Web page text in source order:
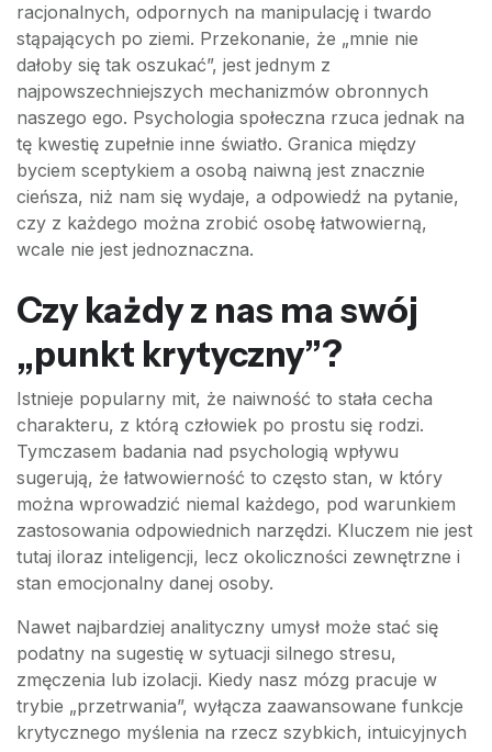
racjonalnych, odpornych na manipulację i twardo
stąpających po ziemi. Przekonanie, że „mnie nie
dałoby się tak oszukać”, jest jednym z
najpowszechniejszych mechanizmów obronnych
naszego ego. Psychologia społeczna rzuca jednak na
tę kwestię zupełnie inne światło. Granica między
byciem sceptykiem a osobą naiwną jest znacznie
cieńsza, niż nam się wydaje, a odpowiedź na pytanie,
czy z każdego można zrobić osobę łatwowierną,
wcale nie jest jednoznaczna.
Czy każdy z nas ma swój
„punkt krytyczny”?
Istnieje popularny mit, że naiwność to stała cecha
charakteru, z którą człowiek po prostu się rodzi.
Tymczasem badania nad psychologią wpływu
sugerują, że łatwowierność to często stan, w który
można wprowadzić niemal każdego, pod warunkiem
zastosowania odpowiednich narzędzi. Kluczem nie jest
tutaj iloraz inteligencji, lecz okoliczności zewnętrzne i
stan emocjonalny danej osoby.
Nawet najbardziej analityczny umysł może stać się
podatny na sugestię w sytuacji silnego stresu,
zmęczenia lub izolacji. Kiedy nasz mózg pracuje w
trybie „przetrwania”, wyłącza zaawansowane funkcje
krytycznego myślenia na rzecz szybkich, intuicyjnych